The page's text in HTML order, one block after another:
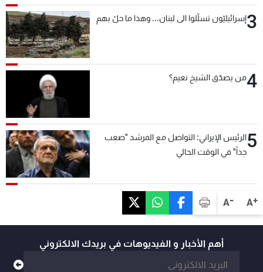
A+
A-
3إسرائيليّون تسلّلوا الى لبنان... وهذا ما حلّ بهم
4من يصدّق الشيخ نعيم؟
5الرئيس الإيراني: التواصل مع المرشد "صعب
جداً" في الوقت الحالي
أهم الأخبار و الفيديوهات في بريدك الالكتروني